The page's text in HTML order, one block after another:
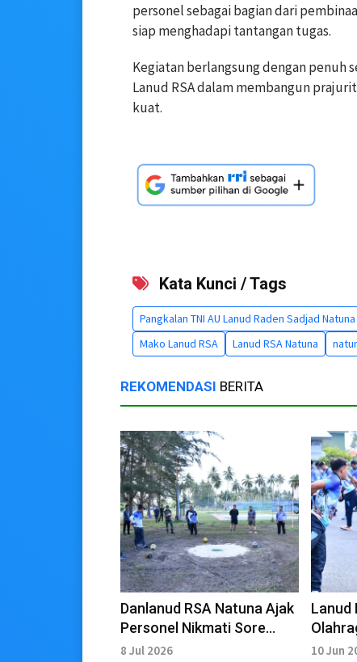
personel sebagai bagian dari
siap menghadapi tantangan tugas.
Kegiatan berlangsung dengan penuh
Lanud RSA dalam membangun
kuat.
Kata Kunci / Tags
Pangkalan TNI AU Lanud Raden Sadjad Natuna
Mako Lanud RSA
Lanud RSA Natuna
REKOMENDASI BERITA
Danlanud RSA Natuna Ajak
Personel Nikmati Sore
lewat Footgolf Gembira
8 Jul 2026
Lanud
10 Jun